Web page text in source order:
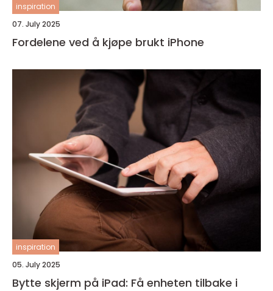
inspiration
07. July 2025
Fordelene ved å kjøpe brukt iPhone
inspiration
05. July 2025
Bytte skjerm på iPad: Få enheten tilbake i